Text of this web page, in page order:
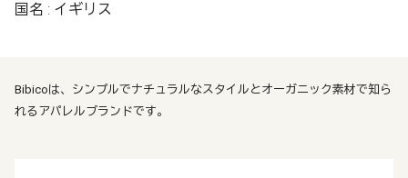
国名 : イギリス
Bibicoは、シンプルでナチュラルなスタイルとオーガニック素材で知ら
れるアパレルブランドです。